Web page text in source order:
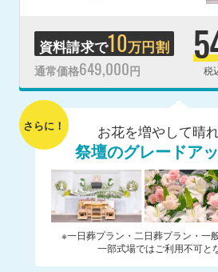
資料請求で10万円割
通常価格649,000円 税
さらに！ お花を増やして晴
祭壇のグレードア
※一日葬プラン・二日葬プラン・一
一部式場ではご利用不可と